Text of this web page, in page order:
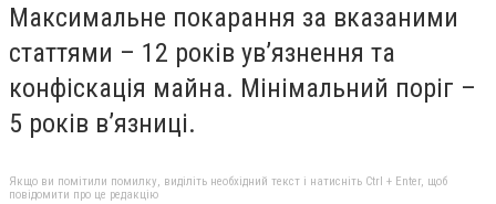
Максимальне покарання за вказаними
статтями – 12 років ув’язнення та
конфіскація майна. Мінімальний поріг –
5 років в’язниці.
Якщо ви помітили помилку, виділіть необхідний текст і натисніть Ctrl + Enter, щоб
повідомити про це редакцію